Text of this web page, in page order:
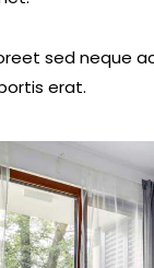
sed neque
erat.